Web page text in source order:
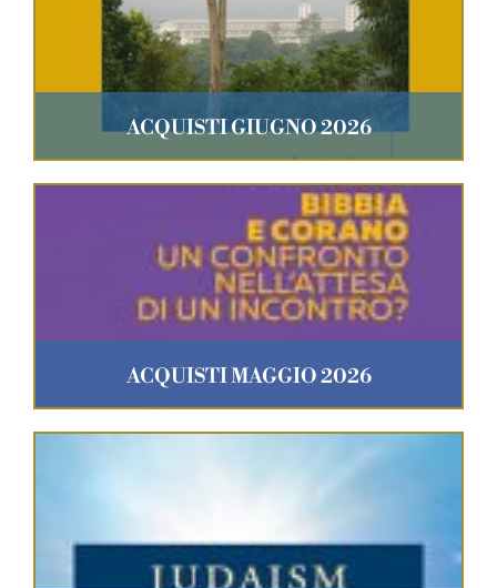
ACQUISTI GIUGNO 2026
ACQUISTI MAGGIO 2026